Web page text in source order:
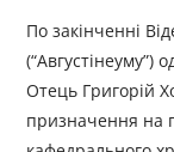
По закінченні
(“Августінеуму”)
Отець Григорій
призначення на